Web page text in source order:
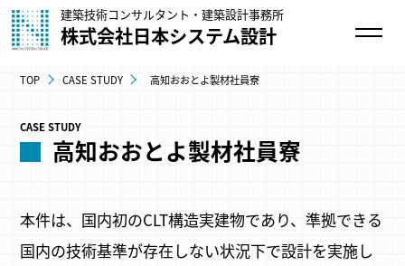
建築技術コンサルタント・建築設計事務所
株式会社日本システム設計
TOP CASE STUDY 高知おおとよ製材社員寮
CASE STUDY
高知おおとよ製材社員寮
本件は、国内初のCLT構造実建物であり、準拠できる
国内の技術基準が存在しない状況下で設計を実施し